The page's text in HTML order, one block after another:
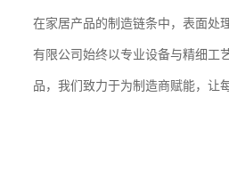
在家居产品的制造链条中，表面处
有限公司始终以专业设备与精细工
品，我们致力于为制造商赋能，让